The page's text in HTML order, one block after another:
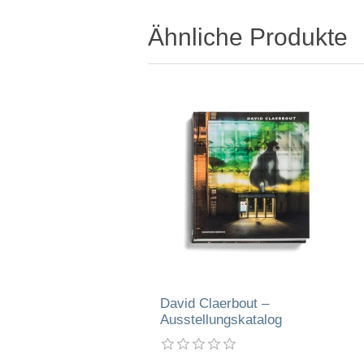
Ähnliche Produkte
David Claerbout –
Ausstellungskatalog